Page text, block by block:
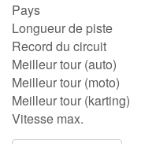
Pays
Longueur de piste
Record du circuit
Meilleur tour (auto)
Meilleur tour (moto)
Meilleur tour (karting)
Vitesse max.